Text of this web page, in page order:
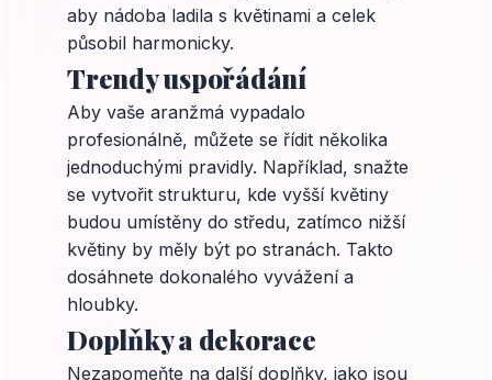
aby nádoba ladila s květinami a celek
působil harmonicky.
Trendy uspořádání
Aby vaše aranžmá vypadalo
profesionálně, můžete se řídit několika
jednoduchými pravidly. Například, snažte
se vytvořit strukturu, kde vyšší květiny
budou umístěny do středu, zatímco nižší
květiny by měly být po stranách. Takto
dosáhnete dokonalého vyvážení a
hloubky.
Doplňky a dekorace
Nezapomeňte na další doplňky, jako jsou